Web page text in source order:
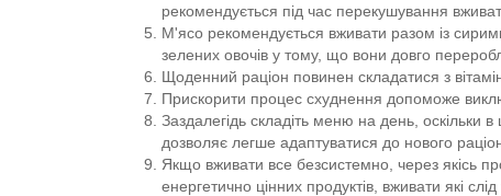
рекомендується під час перекушування
М'ясо рекомендується вживати разом із
зелених овочів у тому, що вони довго
Щоденний раціон повинен складатися з
Прискорити процес схуднення допоможе
Заздалегідь складіть меню на день, оскільки в
дозволяє легше адаптуватися до нового
Якщо вживати все безсистемно, через якісь
енергетично цінних продуктів, вживати які